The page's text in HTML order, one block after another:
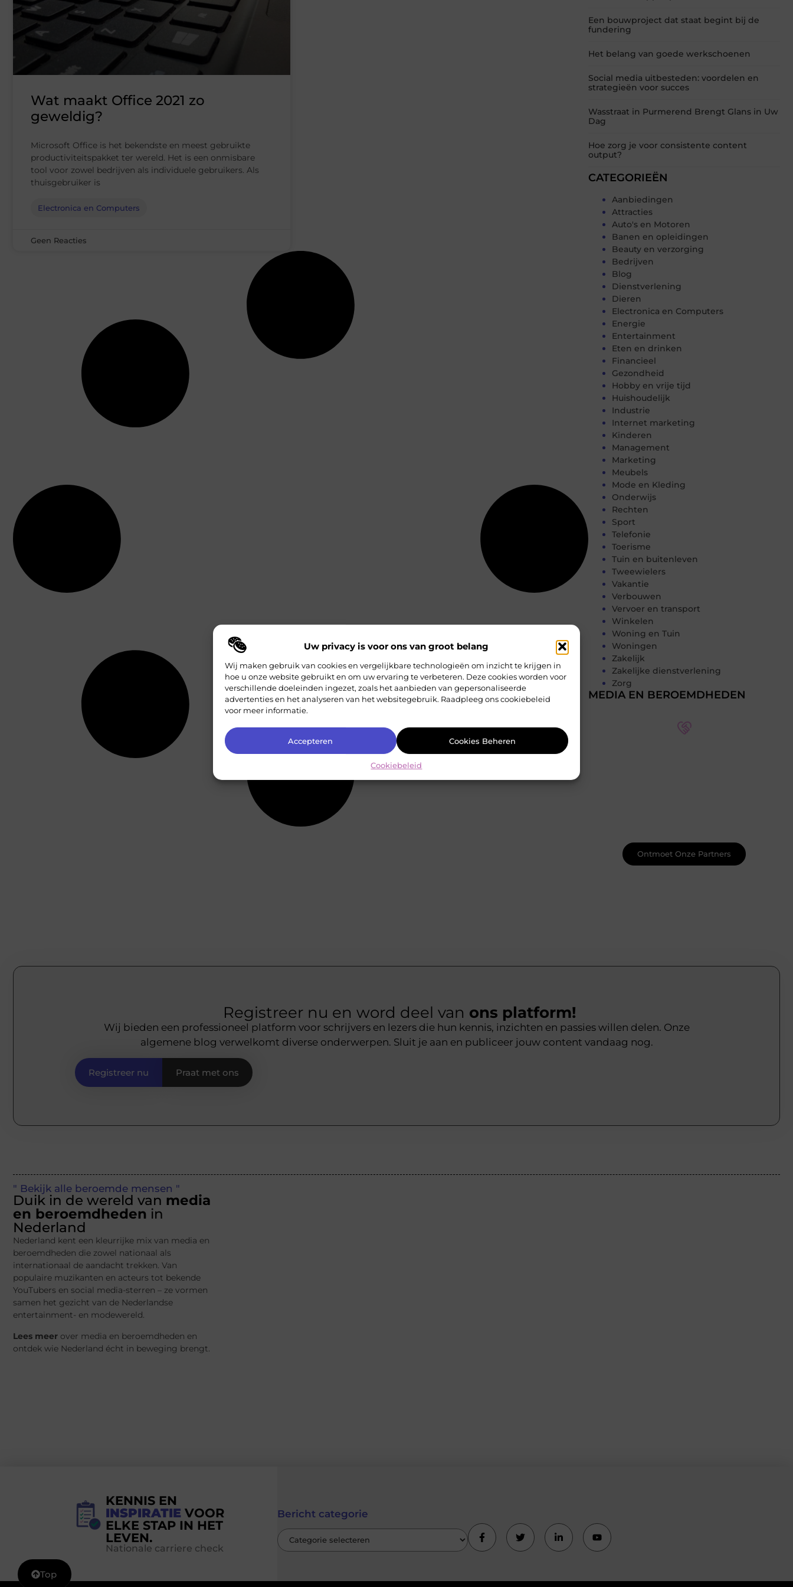
Uw privacy is voor ons van groot belang
Wij maken gebruik van cookies en vergelijkbare technologieën om inzicht te krijgen in
hoe u onze website gebruikt en om uw ervaring te verbeteren. Deze cookies worden voor
verschillende doeleinden ingezet, zoals het aanbieden van gepersonaliseerde
advertenties en het analyseren van het websitegebruik. Raadpleeg ons cookiebeleid
voor meer informatie.
Accepteren Cookies Beheren
Cookiebeleid
Top
Een bouwproject dat staat begint bij de
fundering
Het belang van goede werkschoenen
Social media uitbesteden: voordelen en
strategieën voor succes
Wasstraat in Purmerend Brengt Glans in Uw
Dag
Hoe zorg je voor consistente content
output?
CATEGORIEËN
Aanbiedingen
Attracties
Auto's en Motoren
Banen en opleidingen
Beauty en verzorging
Bedrijven
Blog
Dienstverlening
Dieren
Electronica en Computers
Energie
Entertainment
Eten en drinken
Financieel
Gezondheid
Hobby en vrije tijd
Huishoudelijk
Industrie
Internet marketing
Kinderen
Management
Marketing
Meubels
Mode en Kleding
Onderwijs
Rechten
Sport
Telefonie
Toerisme
Tuin en buitenleven
Tweewielers
Vakantie
Verbouwen
Vervoer en transport
Winkelen
Woning en Tuin
Woningen
Zakelijk
Zakelijke dienstverlening
Zorg
MEDIA EN BEROEMDHEDEN
Ontmoet Onze Partners
Wat maakt Office 2021 zo
geweldig?
Microsoft Office is het bekendste en meest gebruikte
productiviteitspakket ter wereld. Het is een onmisbare
tool voor zowel bedrijven als individuele gebruikers. Als
thuisgebruiker is
Electronica en Computers
Geen Reacties
Registreer nu en word deel van ons platform!
Wij bieden een professioneel platform voor schrijvers en lezers die hun kennis, inzichten en passies willen delen. Onze
algemene blog verwelkomt diverse onderwerpen. Sluit je aan en publiceer jouw content vandaag nog.
Registreer nu Praat met ons
" Bekijk alle beroemde mensen "
Duik in de wereld van media
en beroemdheden in
Nederland
Nederland kent een kleurrijke mix van media en
beroemdheden die zowel nationaal als
internationaal de aandacht trekken. Van
populaire muzikanten en acteurs tot bekende
YouTubers en social media-sterren – ze vormen
samen het gezicht van de Nederlandse
entertainment- en modewereld.
Lees meer over media en beroemdheden en
ontdek wie Nederland écht in beweging brengt.
KENNIS EN
INSPIRATIE VOOR
ELKE STAP IN HET
LEVEN.
Nationale carriere check
Bericht categorie